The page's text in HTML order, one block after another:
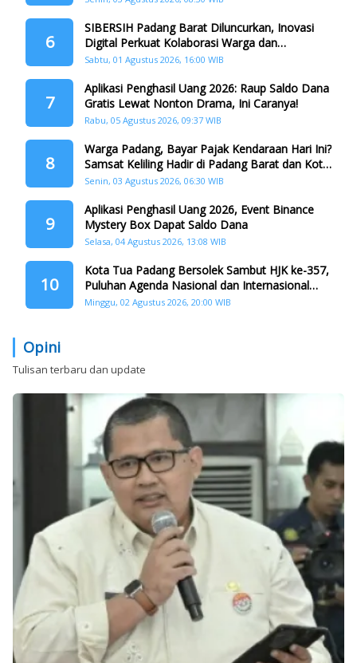
6
SIBERSIH Padang Barat Diluncurkan, Inovasi
Digital Perkuat Kolaborasi Warga dan
Pemerintah Atasi Persampahan
Sabtu, 01 Agustus 2026, 16:00 WIB
7
Aplikasi Penghasil Uang 2026: Raup Saldo Dana
Gratis Lewat Nonton Drama, Ini Caranya!
Rabu, 05 Agustus 2026, 09:37 WIB
8
Warga Padang, Bayar Pajak Kendaraan Hari Ini?
Samsat Keliling Hadir di Padang Barat dan Koto
Tangah
Senin, 03 Agustus 2026, 06:30 WIB
9
Aplikasi Penghasil Uang 2026, Event Binance
Mystery Box Dapat Saldo Dana
Selasa, 04 Agustus 2026, 13:08 WIB
10
Kota Tua Padang Bersolek Sambut HJK ke-357,
Puluhan Agenda Nasional dan Internasional
Siap Digelar
Minggu, 02 Agustus 2026, 20:00 WIB
Opini
Tulisan terbaru dan update